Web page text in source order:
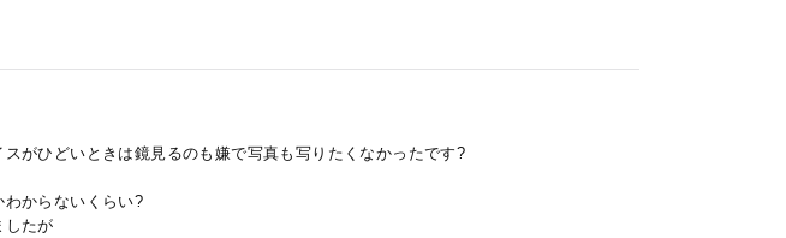
がひどいときは鏡見るのも嫌で写真も写りたくなかったです?
わからないくらい?
したが